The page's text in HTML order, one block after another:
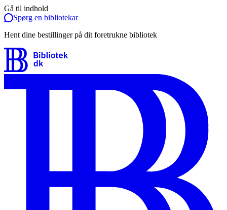
Gå til indhold
Spørg en bibliotekar
Hent dine bestillinger på dit foretrukne bibliotek